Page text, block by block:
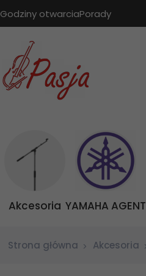
Godziny otwarciaPorady
Akcesoria YAMAHA AGENT
Strona główna Akcesoria